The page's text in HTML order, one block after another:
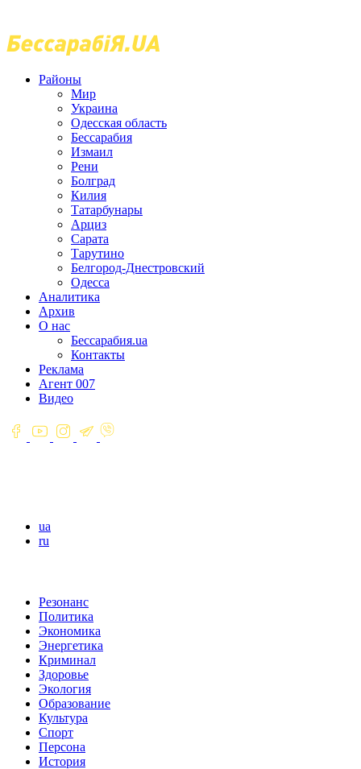
Районы
Мир
Украина
Одесская область
Бессарабия
Измаил
Рени
Болград
Килия
Татарбунары
Арциз
Сарата
Тарутино
Белгород-Днестровский
Одесса
Аналитика
Архив
О нас
Бессарабия.ua
Контакты
Реклама
Агент 007
Видео
ua
ru
Резонанс
Политика
Экономика
Энергетика
Криминал
Здоровье
Экология
Образование
Культура
Спорт
Персона
История